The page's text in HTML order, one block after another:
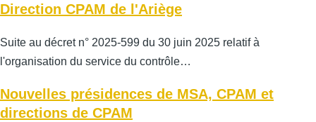
Direction CPAM de l'Ariège
Suite au décret n° 2025-599 du 30 juin 2025 relatif à
l'organisation du service du contrôle…
Nouvelles présidences de MSA, CPAM et
directions de CPAM